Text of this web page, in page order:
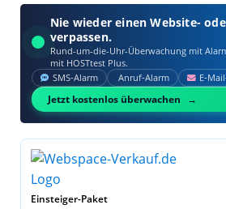
Nie wieder einen Website-
verpassen.
Rund-um-die-Uhr-Überwachung mit
mit HOSTtest Plus.
SMS‑Alarm Anruf‑Alarm
Jetzt kostenlos überwachen
Einsteiger-Paket